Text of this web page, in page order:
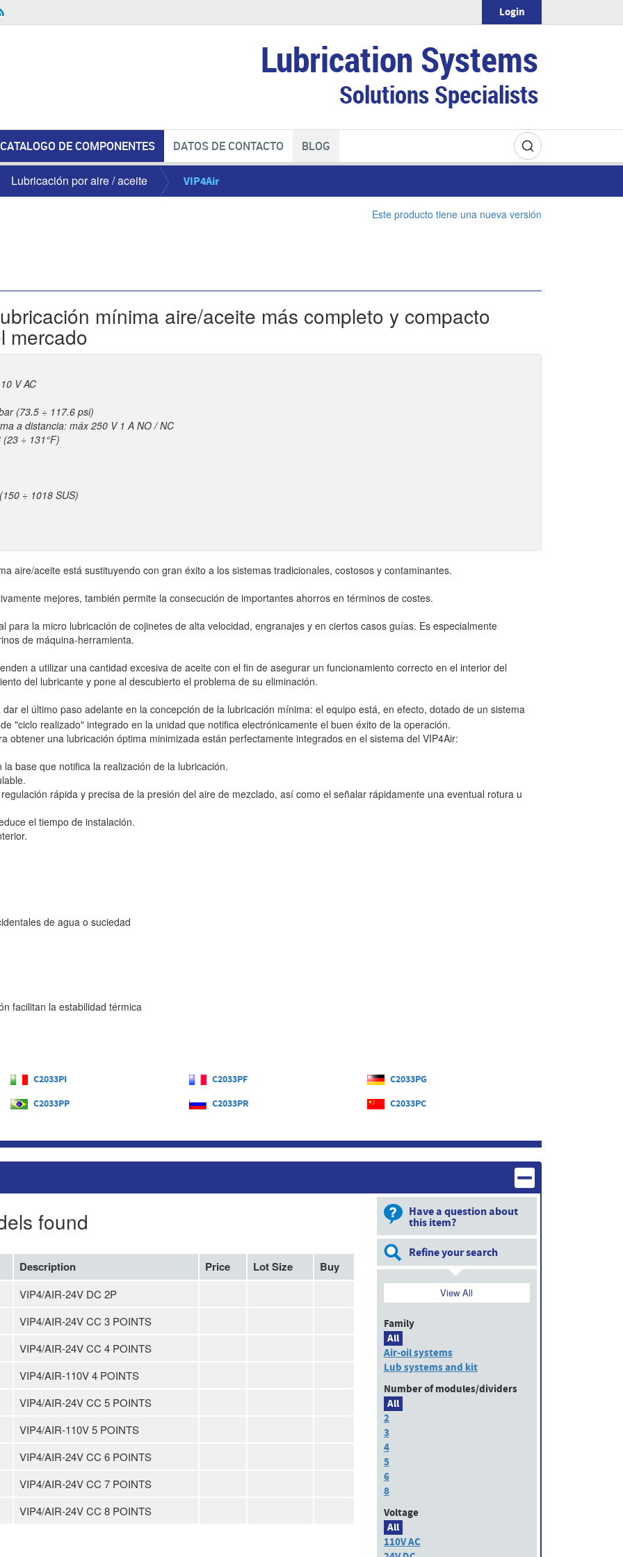
Lubrication Systems
Solutions Specialists
Login
CATALOGO DE COMPONENTES DATOS DE CONTACTO BLOG
Lubricación por aire / aceite VIP4Air
Este producto tiene una nueva versión
mínima aire/aceite más completo y compacto
mercado
V AC
(73.5 ÷ 117.6 psi)
a distancia: máx 250 V 1 A NO / NC
÷ 131°F)
÷ 1018 SUS)
aire/aceite está sustituyendo con gran éxito a los sistemas tradicionales, costosos y contaminantes.
mejores, también permite la consecución de importantes ahorros en términos de costes.
para la micro lubricación de cojinetes de alta velocidad, engranajes y en ciertos casos guías. Es especialmente
de máquina-herramienta.
a utilizar una cantidad excesiva de aceite con el fin de asegurar un funcionamiento correcto en el interior del
del lubricante y pone al descubierto el problema de su eliminación.
dar el último paso adelante en la concepción de la lubricación mínima: el equipo está, en efecto, dotado de un sistema
"ciclo realizado" integrado en la unidad que notifica electrónicamente el buen éxito de la operación.
obtener una lubricación óptima minimizada están perfectamente integrados en el sistema del VIP4Air:
base que notifica la realización de la lubricación.
rápida y precisa de la presión del aire de mezclado, así como el señalar rápidamente una eventual rotura u
el tiempo de instalación.
de agua o suciedad
facilitan la estabilidad térmica
C2033PI C2033PF
C2033PG
C2033PP C2033PR C2033PC
found
Description Price Lot Size Buy
VIP4/AIR-24V DC 2P
VIP4/AIR-24V CC 3 POINTS
VIP4/AIR-24V CC 4 POINTS
VIP4/AIR-110V 4 POINTS
VIP4/AIR-24V CC 5 POINTS
VIP4/AIR-110V 5 POINTS
VIP4/AIR-24V CC 6 POINTS
VIP4/AIR-24V CC 7 POINTS
VIP4/AIR-24V CC 8 POINTS
Have a question about
this item?
Refine your search
View All
Family
All
Air-oil systems
Lub systems and kit
Number of modules/dividers
All
2
3
4
5
6
8
Voltage
All
110V AC